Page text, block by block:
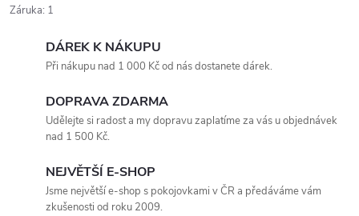
Záruka: 1
DÁREK K NÁKUPU
Při nákupu nad 1 000 Kč od nás dostanete dárek.
DOPRAVA ZDARMA
Udělejte si radost a my dopravu zaplatíme za vás u objednávek
nad 1 500 Kč.
NEJVĚTŠÍ E-SHOP
Jsme největší e-shop s pokojovkami v ČR a předáváme vám
zkušenosti od roku 2009.